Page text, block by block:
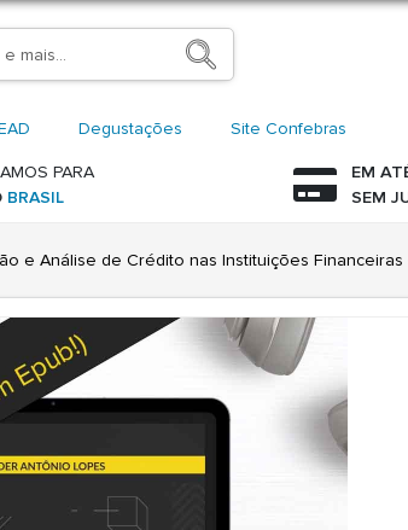
Degustações Site Confebras
PARA
BRASIL
EM
SEM
e Análise de Crédito nas Instituições